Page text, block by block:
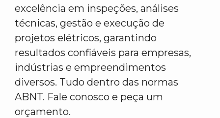
excelência em inspeções, análises
técnicas, gestão e execução de
projetos elétricos, garantindo
resultados confiáveis para empresas,
indústrias e empreendimentos
diversos. Tudo dentro das normas
ABNT. Fale conosco e peça um
orçamento.